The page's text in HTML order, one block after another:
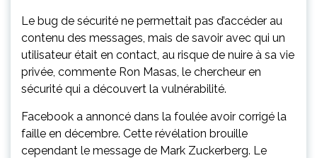
Le bug de sécurité ne permettait pas d’accéder au
contenu des messages, mais de savoir avec qui un
utilisateur était en contact, au risque de nuire à sa vie
privée, commente Ron Masas, le chercheur en
sécurité qui a découvert la vulnérabilité.
Facebook a annoncé dans la foulée avoir corrigé la
faille en décembre. Cette révélation brouille
cependant le message de Mark Zuckerberg. Le